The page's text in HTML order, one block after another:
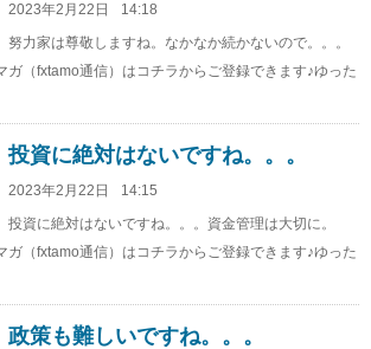
2023年2月22日
14:18
努力家は尊敬しますね。なかなか続かないので。。。
ガ（fxtamo通信）はコチラからご登録できます♪ゆった
投資に絶対はないですね。。。
2023年2月22日
14:15
投資に絶対はないですね。。。資金管理は大切に。
ガ（fxtamo通信）はコチラからご登録できます♪ゆった
政策も難しいですね。。。